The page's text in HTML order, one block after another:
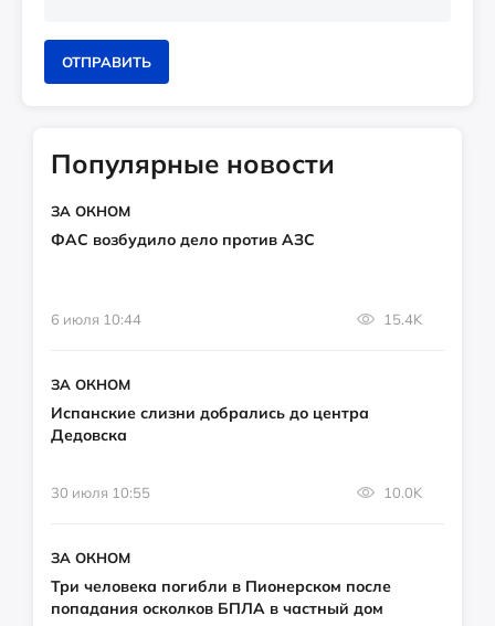
ОТПРАВИТЬ
Популярные новости
ЗА ОКНОМ
ФАС возбудило дело против АЗС
6 июля 10:44 15.4K
ЗА ОКНОМ
Испанские слизни добрались до центра
Дедовска
30 июля 10:55 10.0K
ЗА ОКНОМ
Три человека погибли в Пионерском после
попадания осколков БПЛА в частный дом